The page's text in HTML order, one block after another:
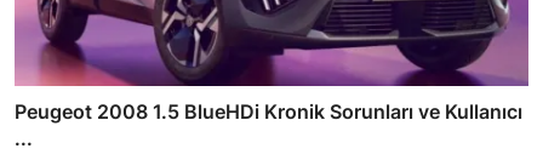
Peugeot 2008 1.5 BlueHDi Kronik Sorunları ve Kullanıcı
...